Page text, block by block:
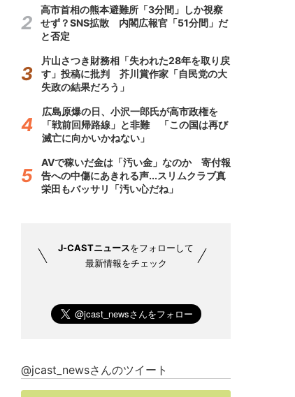
高市首相の熊本避難所「3分間」しか視察
せず？SNS拡散 内閣広報官「51分間」だ
と否定
片山さつき財務相「失われた28年を取り戻
す」投稿に批判 芥川賞作家「自民党の大
失政の結果だろう」
広島原爆の日、小沢一郎氏が高市政権を
「戦前回帰路線」と非難 「この国は再び
滅亡に向かいかねない」
AVで稼いだ金は「汚い金」なのか 寄付報
告への中傷にあきれる声...スリムクラブ真
栄田もバッサリ「汚い心だね」
J-CASTニュースをフォローして
最新情報をチェック
@jcast_newsさんのツイート